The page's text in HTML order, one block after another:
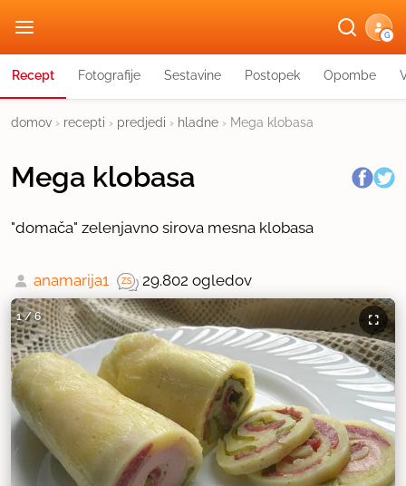
G
Recept Fotografije Sestavine Postopek Opombe
domov › recepti › predjedi › hladne › Mega klobasa
Mega klobasa
"domača" zelenjavno sirova mesna klobasa
anamarija1 29.802 ogledov
1/6